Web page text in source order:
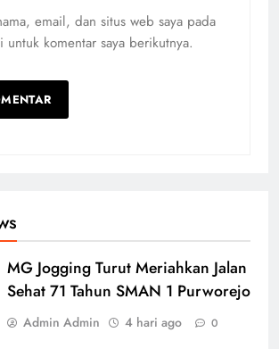
email, dan situs web saya pada
untuk komentar saya berikutnya.
MG Jogging Turut Meriahkan Jalan
Sehat 71 Tahun SMAN 1 Purworejo
Admin Admin 4 hari ago 0